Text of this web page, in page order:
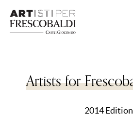
Artists for
2014 Edition